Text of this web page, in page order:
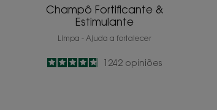
Champô Fortificante &
Estimulante
Limpa - Ajuda a fortalecer
4.8
/51242 opiniões